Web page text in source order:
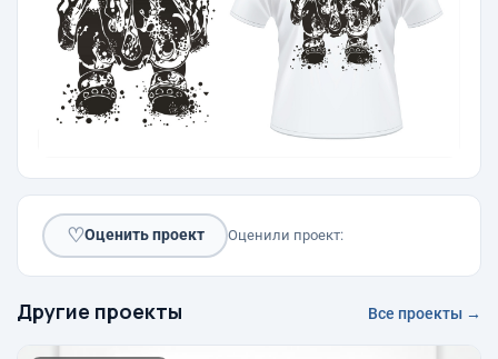
♡Оценить проект Оценили проект:
Другие проекты Все проекты →